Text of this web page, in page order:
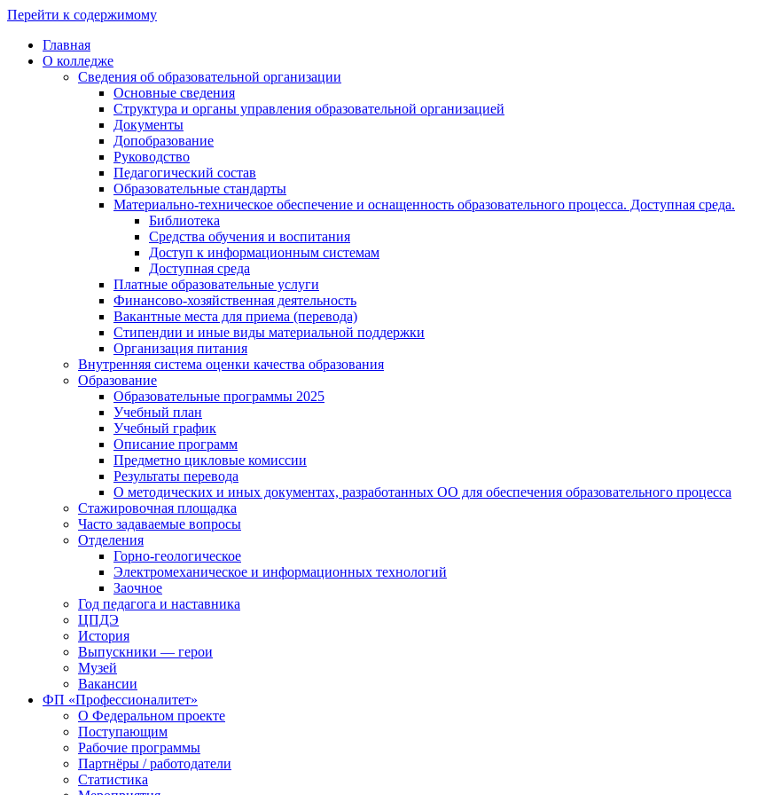
Перейти к содержимому
Главная
О колледже
Сведения об образовательной организации
Основные сведения
Структура и органы управления образовательной организацией
Документы
Допобразование
Руководство
Педагогический состав
Образовательные стандарты
Материально-техническое обеспечение и оснащенность образовательного процесса. Доступная среда.
Библиотека
Средства обучения и воспитания
Доступ к информационным системам
Доступная среда
Платные образовательные услуги
Финансово-хозяйственная деятельность
Вакантные места для приема (перевода)
Стипендии и иные виды материальной поддержки
Организация питания
Внутренняя система оценки качества образования
Образование
Образовательные программы 2025
Учебный план
Учебный график
Описание программ
Предметно цикловые комиссии
Результаты перевода
О методических и иных документах, разработанных ОО для обеспечения образовательного процесса
Стажировочная площадка
Часто задаваемые вопросы
Отделения
Горно-геологическое
Электромеханическое и информационных технологий
Заочное
Год педагога и наставника
ЦПДЭ
История
Выпускники — герои
Музей
Вакансии
ФП «Профессионалитет»
О Федеральном проекте
Поступающим
Рабочие программы
Партнёры / работодатели
Статистика